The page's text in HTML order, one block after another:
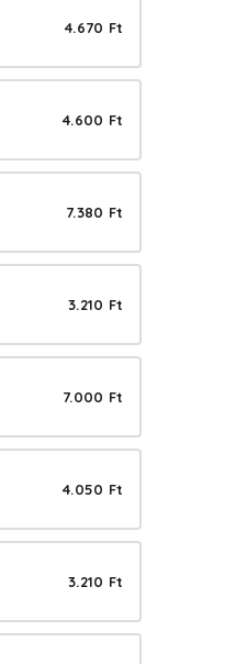
4.670 Ft
4.600 Ft
7.380 Ft
3.210 Ft
7.000 Ft
4.050 Ft
3.210 Ft